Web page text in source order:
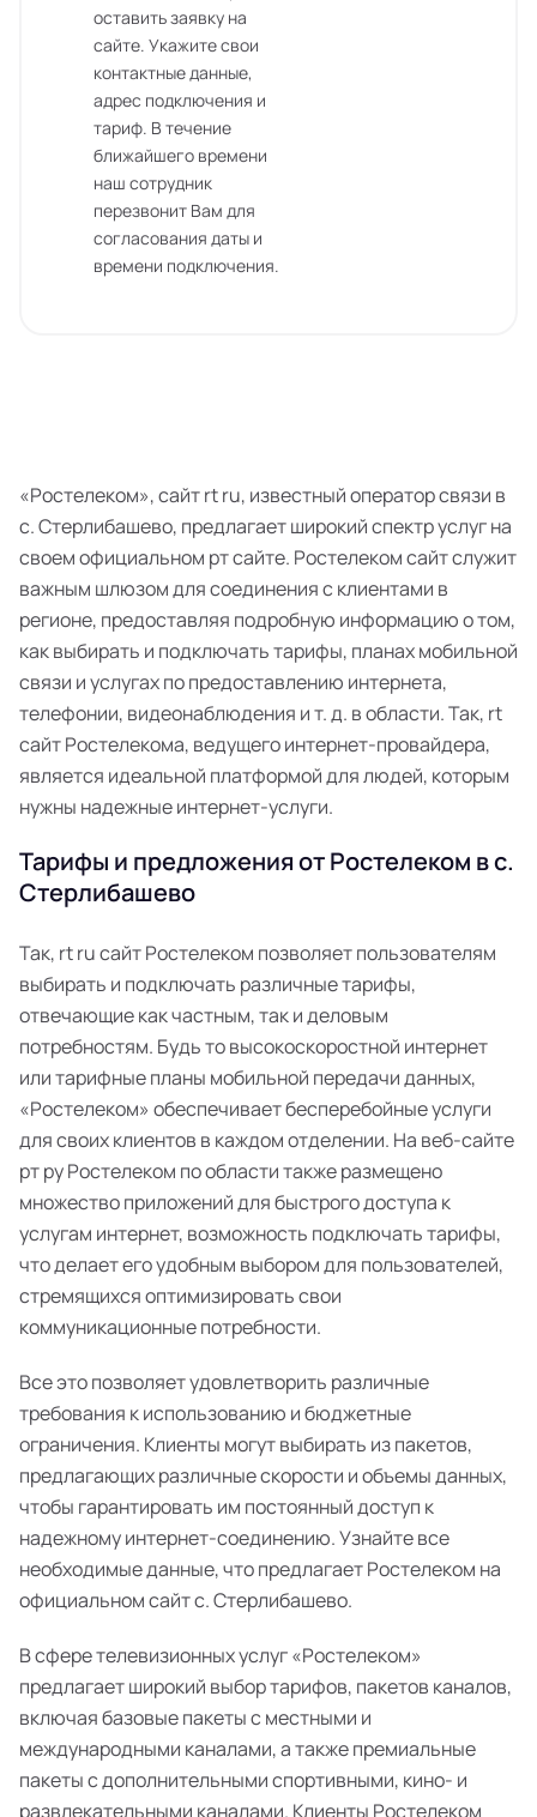
оставить заявку на
сайте. Укажите свои
контактные данные,
адрес подключения и
тариф. В течение
ближайшего времени
наш сотрудник
перезвонит Вам для
согласования даты и
времени подключения.
«Ростелеком», сайт rt ru, известный оператор связи в
с. Стерлибашево, предлагает широкий спектр услуг на
своем официальном рт сайте. Ростелеком сайт служит
важным шлюзом для соединения с клиентами в
регионе, предоставляя подробную информацию о том,
как выбирать и подключать тарифы, планах мобильной
связи и услугах по предоставлению интернета,
телефонии, видеонаблюдения и т. д. в области. Так, rt
сайт Ростелекома, ведущего интернет-провайдера,
является идеальной платформой для людей, которым
нужны надежные интернет-услуги.
Тарифы и предложения от Ростелеком в с.
Стерлибашево
Так, rt ru сайт Ростелеком позволяет пользователям
выбирать и подключать различные тарифы,
отвечающие как частным, так и деловым
потребностям. Будь то высокоскоростной интернет
или тарифные планы мобильной передачи данных,
«Ростелеком» обеспечивает бесперебойные услуги
для своих клиентов в каждом отделении. На веб-сайте
рт ру Ростелеком по области также размещено
множество приложений для быстрого доступа к
услугам интернет, возможность подключать тарифы,
что делает его удобным выбором для пользователей,
стремящихся оптимизировать свои
коммуникационные потребности.
Все это позволяет удовлетворить различные
требования к использованию и бюджетные
ограничения. Клиенты могут выбирать из пакетов,
предлагающих различные скорости и объемы данных,
чтобы гарантировать им постоянный доступ к
надежному интернет-соединению. Узнайте все
необходимые данные, что предлагает Ростелеком на
официальном сайт с. Стерлибашево.
В сфере телевизионных услуг «Ростелеком»
предлагает широкий выбор тарифов, пакетов каналов,
включая базовые пакеты с местными и
международными каналами, а также премиальные
пакеты с дополнительными спортивными, кино- и
развлекательными каналами. Клиенты Ростелеком